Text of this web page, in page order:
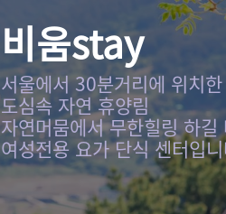
비움stay
서울에서 30분거리에 위치한
도심속 자연 휴양림
자연머뭄에서 무한힐링 하길
여성전용 요가 단식 센터입